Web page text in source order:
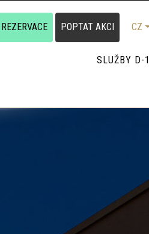
REZERVACE POPTAT AKCI CZ
SLUŽBY D-1